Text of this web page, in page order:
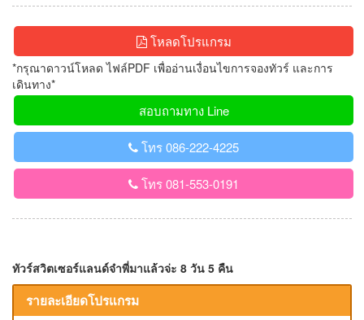
โหลดโปรแกรม
*กรุณาดาวน์โหลด ไฟล์PDF เพื่ออ่านเงื่อนไขการจองทัวร์ และการ
เดินทาง*
สอบถามทาง Line
โทร 086-222-4225
โทร 081-553-0191
ทัวร์สวิตเซอร์แลนด์จ๋าพี่มาแล้วจ่ะ 8 วัน 5 คืน
รายละเอียดโปรแกรม